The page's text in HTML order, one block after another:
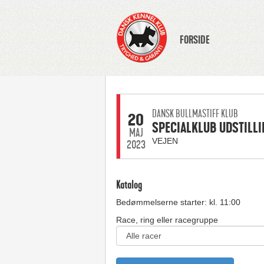
FORSIDE
20
MAJ
2023
DANSK BULLMASTIFF KLUB
SPECIALKLUB
VEJEN
Katalog
Bedømmelserne starter: kl. 11:00
Race, ring eller racegruppe